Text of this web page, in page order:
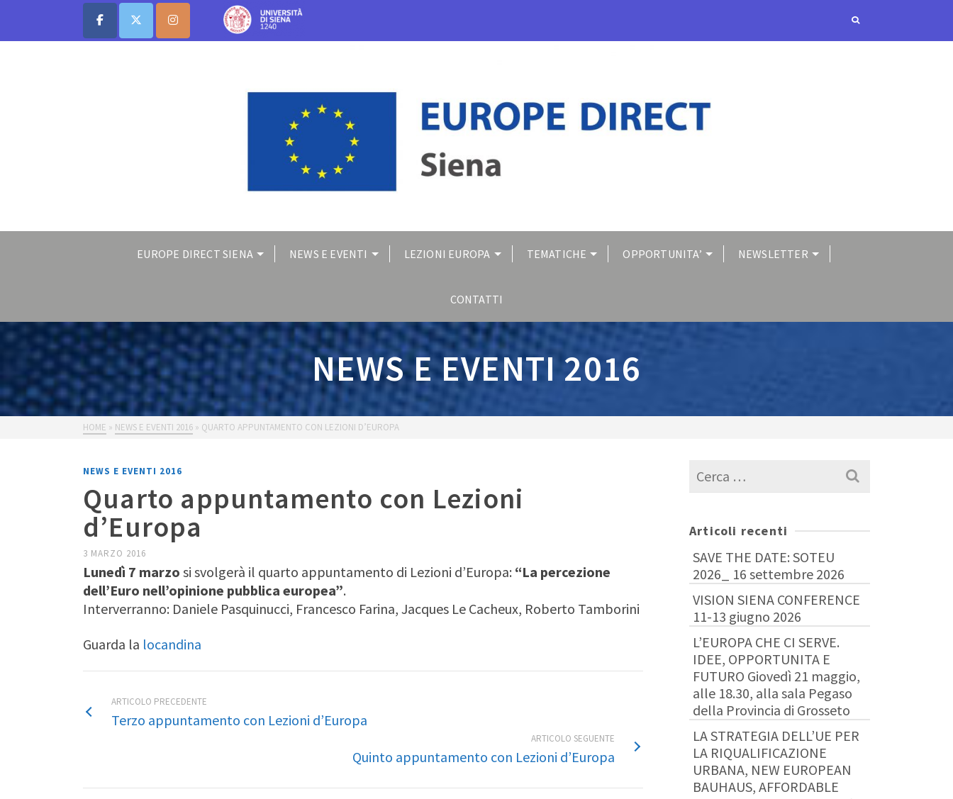
EUROPE DIRECT SIENA NEWS E EVENTI LEZIONI EUROPA TEMATICHE OPPORTUNITA’ NEWSLETTER
CONTATTI
NEWS E EVENTI 2016
HOME » NEWS E EVENTI 2016 » QUARTO APPUNTAMENTO CON LEZIONI D’EUROPA
NEWS E EVENTI 2016
Quarto appuntamento con Lezioni
d’Europa
3 MARZO 2016
Lunedì 7 marzo si svolgerà il quarto appuntamento di Lezioni d’Europa: “La percezione
dell’Euro nell’opinione pubblica europea”.
Interverranno: Daniele Pasquinucci, Francesco Farina, Jacques Le Cacheux, Roberto Tamborini
Guarda la locandina
ARTICOLO PRECEDENTE
Terzo appuntamento con Lezioni d’Europa
ARTICOLO SEGUENTE
Quinto appuntamento con Lezioni d’Europa
Cerca
per:
Articoli recenti
SAVE THE DATE: SOTEU
2026_ 16 settembre 2026
VISION SIENA CONFERENCE
11-13 giugno 2026
L’EUROPA CHE CI SERVE.
IDEE, OPPORTUNITA E
FUTURO Giovedì 21 maggio,
alle 18.30, alla sala Pegaso
della Provincia di Grosseto
LA STRATEGIA DELL’UE PER
LA RIQUALIFICAZIONE
URBANA, NEW EUROPEAN
BAUHAUS, AFFORDABLE